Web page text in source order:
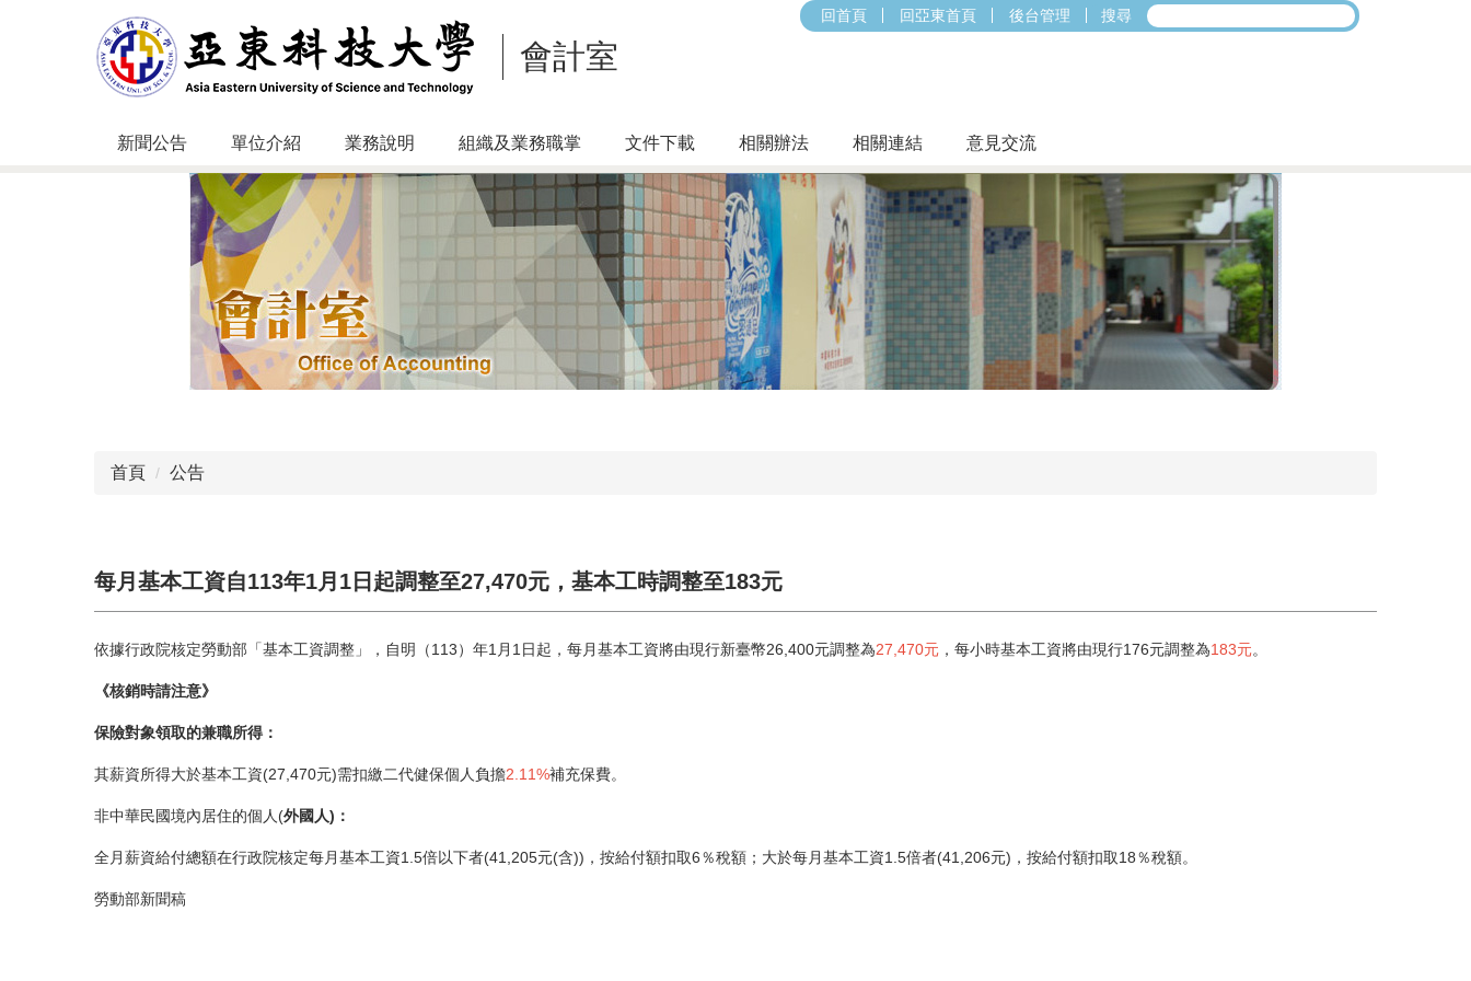
會計室
回首頁 回亞東首頁 後台管理 搜尋
新聞公告 單位介紹 業務說明 組織及業務職掌 文件下載 相關辦法 相關連結 意見交流
首頁 公告
每月基本工資自113年1月1日起調整至27,470元，基本工時調整至183元
依據行政院核定勞動部「基本工資調整」，自明（113）年1月1日起，每月基本工資將由現行新臺幣26,400元調整為27,470元 ，每小時基本工資將由現行176元調整為183元。
《核銷時請注意》
保險對象領取的兼職所得：
其薪資所得大於基本工資(27,470元)需扣繳二代健保個人負擔2.11%補充保費。
非中華民國境內居住的個人(外國人) ：
全月薪資給付總額在行政院核定每月基本工資1.5倍以下者(41,205元(含))，按給付額扣取6％稅額；大於每月基本工資1.5倍者(41,206元)，按給付額扣取18％稅額。
勞動部新聞稿